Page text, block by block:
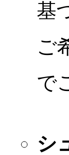
基
ご
で
シ